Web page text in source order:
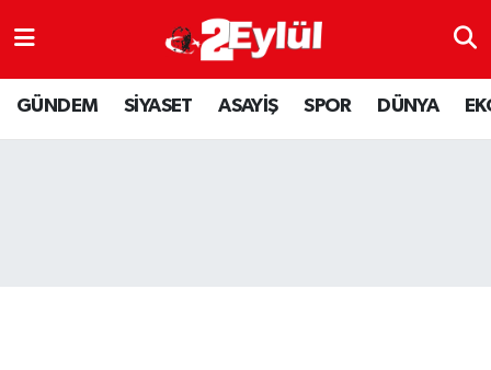
GÜNDEM SİYASET ASAYİŞ SPOR DÜNYA
ASAYİŞ
DÜNYA
Nöbetçi Eczaneler
Hava Durumu